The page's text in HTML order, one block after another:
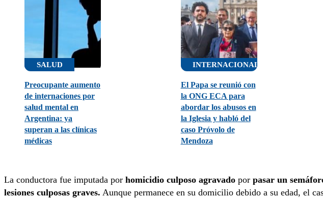
SALUD
Preocupante aumento
de internaciones por
salud mental en
Argentina: ya
superan a las clínicas
médicas
INTERNACIONALES
El Papa se reunió con
la ONG ECA para
abordar los abusos en
la Iglesia y habló del
caso Próvolo de
Mendoza
La conductora fue imputada por homicidio culposo agravado por pasar un
lesiones culposas graves. Aunque permanece en su domicilio debido a su edad, el